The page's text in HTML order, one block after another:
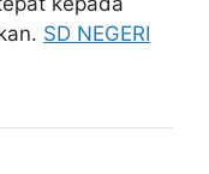
SD NEGERI